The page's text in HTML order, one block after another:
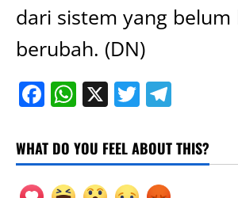
dari sistem yang belum
berubah. (DN)
Facebook
WhatsApp
X Twitter
WHAT DO YOU FEEL ABOUT THIS?